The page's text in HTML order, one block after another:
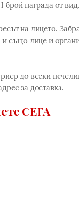
награда от вид.
на лицето.
също лице и
до всеки
за доставка.
СЕГА